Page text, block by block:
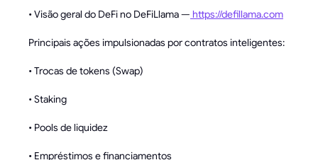
• Visão geral do DeFi no DeFiLlama — https://defillama.com
Principais ações impulsionadas por contratos inteligentes:
• Trocas de tokens (Swap)
• Staking
• Pools de liquidez
• Empréstimos e financiamentos